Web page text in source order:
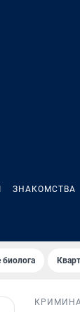
ЗНАКОМСТВА